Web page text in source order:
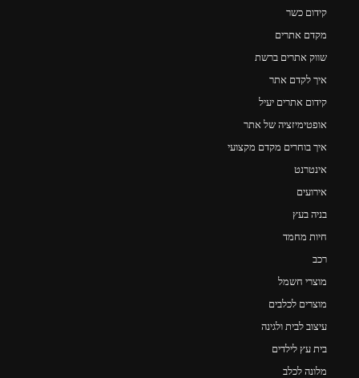
קידום כשר
מקדם אתרים
שווק אתרים ברשת
איך לקדם אתר
קידום אתרים יעיל
אופטימיזציה של אתר
איך בוחרים מקדם מקצועי
אינטרנט
אירועים
בניה בעץ
חיות מחמד
רכב
מוצרי חשמל
מוצרים לכלבים
עיצוב לבית ולגינה
בית עץ לילדים
מלונה לכלב